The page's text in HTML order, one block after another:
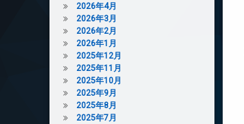
2026年4月
2026年3月
2026年2月
2026年1月
2025年12月
2025年11月
2025年10月
2025年9月
2025年8月
2025年7月